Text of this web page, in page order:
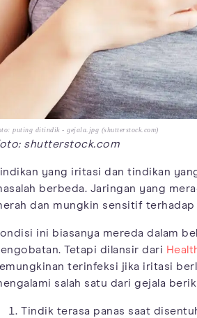
puting ditindik - gejala.jpg (shutterstock.com)
shutterstock.com
yang iritasi dan tindikan
berbeda. Jaringan yang
dan mungkin sensitif terhadap
ini biasanya mereda dalam
Tetapi dilansir dari
terinfeksi jika iritasi
salah satu dari gejala
Tindik terasa panas saat